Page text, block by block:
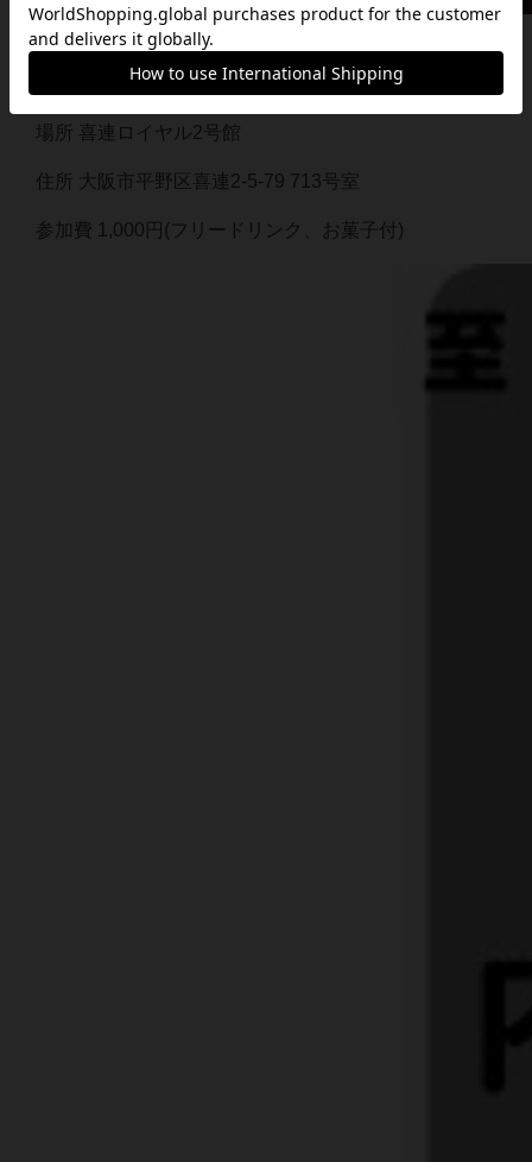
☆イベント詳細☆
日時 2/12(土) 13時~21時
場所 喜連ロイヤル2号館
住所 大阪市平野区喜連2-5-79 713号室
参加費 1,000円(フリードリンク、お菓子付)